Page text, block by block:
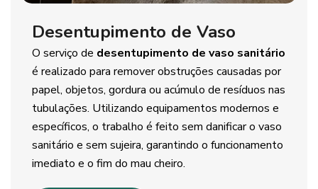
Desentupimento de Vaso
O serviço de desentupimento de vaso sanitário
é realizado para remover obstruções causadas por
papel, objetos, gordura ou acúmulo de resíduos nas
tubulações. Utilizando equipamentos modernos e
específicos, o trabalho é feito sem danificar o vaso
sanitário e sem sujeira, garantindo o funcionamento
imediato e o fim do mau cheiro.